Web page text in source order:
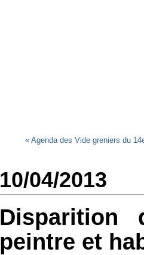
« Agenda des Vide greniers du
10/04/2013
Disparition
peintre et